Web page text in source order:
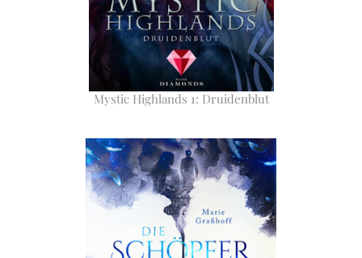
Mystic Highlands 1: Druidenblut